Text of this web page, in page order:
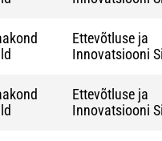
Ettevõtluse ja
Innovatsiooni
Ettevõtluse ja
Innovatsiooni